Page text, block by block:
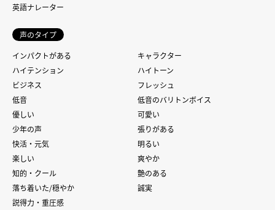
英語ナレーター
声のタイプ
インパクトがある
キャラクター
ハイテンション
ハイトーン
ビジネス
フレッシュ
低音
低音のバリトンボイス
優しい
可愛い
少年の声
張りがある
快活・元気
明るい
楽しい
爽やか
知的・クール
艶のある
落ち着いた/穏やか
誠実
説得力・重圧感